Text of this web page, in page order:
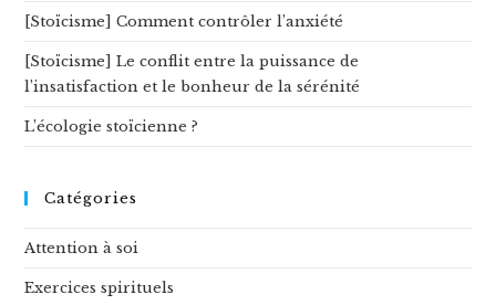
[Stoïcisme] Comment contrôler l’anxiété
[Stoïcisme] Le conflit entre la puissance de
l’insatisfaction et le bonheur de la sérénité
L’écologie stoïcienne ?
Catégories
Attention à soi
Exercices spirituels